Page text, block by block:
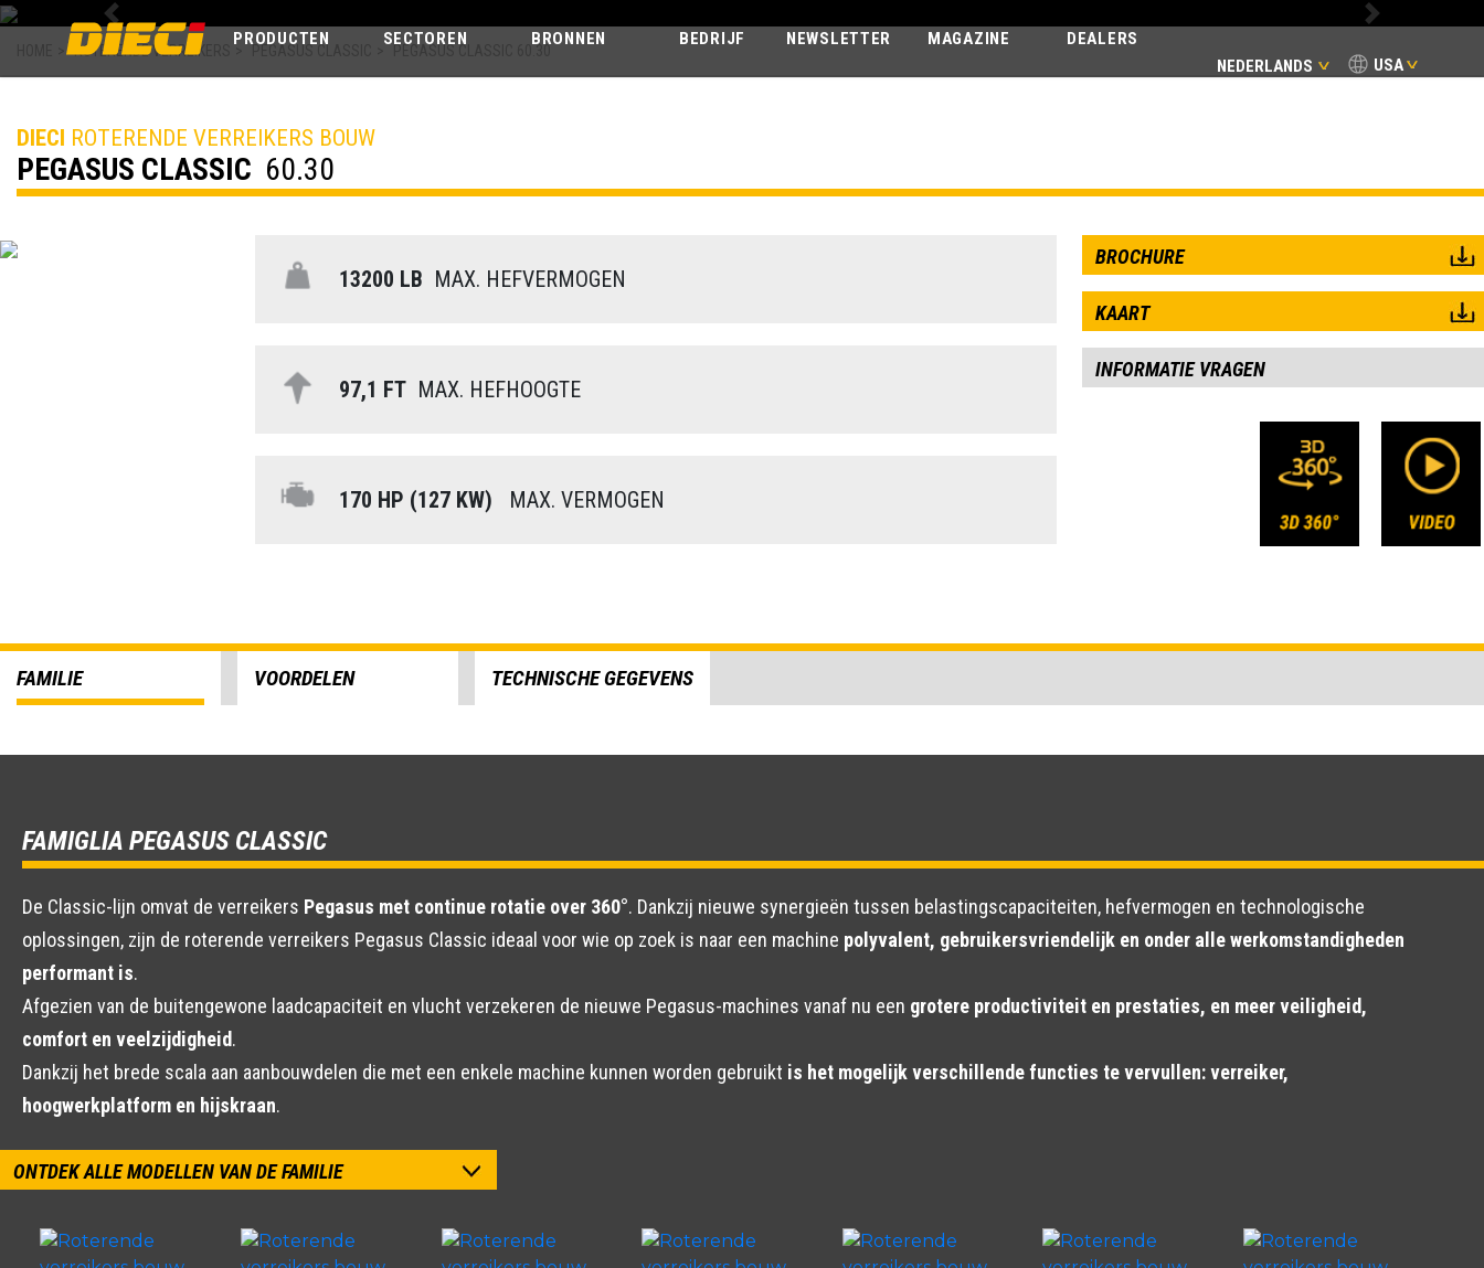
USA
NEDERLANDS
NEWSLETTER MAGAZINE DEALERS
PRODUCTEN SECTOREN BRONNEN BEDRIJF
Previous Next
PEGASUS CLASSIC
ROTERENDE VERREIKERS
DIECI ROTERENDE VERREIKERS BOUW
PEGASUS CLASSIC 60.30
13200 LB MAX. HEFVERMOGEN
97,1 FTMAX. HEFHOOGTE
170 HP (127 KW) MAX. VERMOGEN
BROCHURE
KAART
INFORMATIE VRAGEN
FAMILIE VOORDELEN TECHNISCHE GEGEVENS
FAMIGLIA PEGASUS CLASSIC
De Classic-lijn omvat de verreikers Pegasus met continue rotatie over 360°. Dankzij nieuwe synergieën tussen belastingscapaciteiten, hefvermogen en technologische
oplossingen, zijn de roterende verreikers Pegasus Classic ideaal voor wie op zoek is naar een machine polyvalent, gebruikersvriendelijk en onder alle werkomstandigheden
performant is.
Afgezien van de buitengewone laadcapaciteit en vlucht verzekeren de nieuwe Pegasus-machines vanaf nu een grotere productiviteit en prestaties, en meer veiligheid,
comfort en veelzijdigheid.
Dankzij het brede scala aan aanbouwdelen die met een enkele machine kunnen worden gebruikt is het mogelijk verschillende functies te vervullen: verreiker,
hoogwerkplatform en hijskraan.
ONTDEK ALLE MODELLEN VAN DE FAMILIE